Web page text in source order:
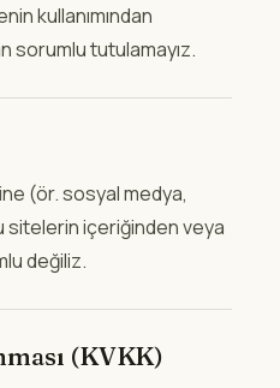
kullanımından
sorumlu tutulamayız.
(ör. sosyal medya,
sitelerin içeriğinden veya
değiliz.
(KVKK)